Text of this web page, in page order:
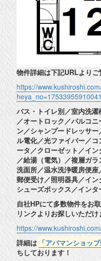
物件詳細は下記URLより
https://
heya_no=17533955910041
バス・トイレ別／室内洗
／オートロック／バルコ
ン／シャンプードレッサ
ル電化／光ファイバー／
ータ／クローゼット／イ
／給湯（電気）／複層ガ
洗面所／温水洗浄暖房便
郵便受け／照明器具／イ
シューズボックス／イン
自社HPにて多数物件をお
リンクよりお探しいただけ
https://
詳細は 「アパマンショップ
ちしております！